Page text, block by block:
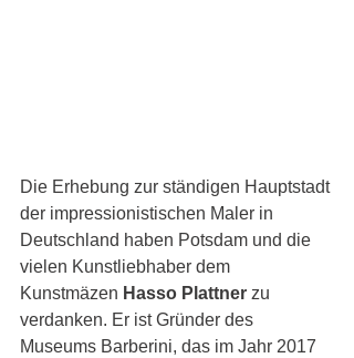
Die Erhebung zur ständigen Hauptstadt
der impressionistischen Maler in
Deutschland haben Potsdam und die
vielen Kunstliebhaber dem
Kunstmäzen Hasso Plattner zu
verdanken. Er ist Gründer des
Museums Barberini, das im Jahr 2017